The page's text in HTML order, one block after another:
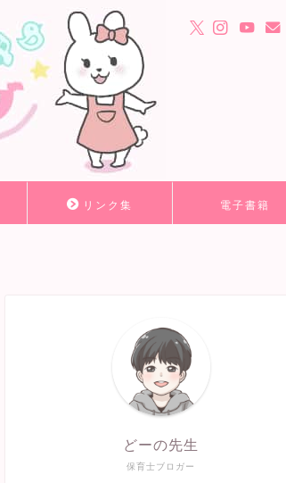
リンク集 電子書籍
保育士ブロガー
どーの先生